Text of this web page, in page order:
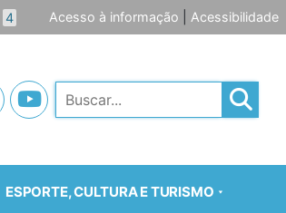
4 Acesso à informação Acessibilidade
Pesquisar
ESPORTE, CULTURA E TURISMO